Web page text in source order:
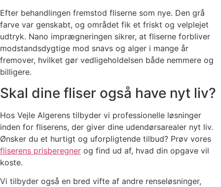
Efter behandlingen fremstod fliserne som nye. Den grå
farve var genskabt, og området fik et friskt og velplejet
udtryk. Nano imprægneringen sikrer, at fliserne forbliver
modstandsdygtige mod snavs og alger i mange år
fremover, hvilket gør vedligeholdelsen både nemmere og
billigere.
Skal dine fliser også have nyt liv?
Hos Vejle Algerens tilbyder vi professionelle løsninger
inden for fliserens, der giver dine udendørsarealer nyt liv.
Ønsker du et hurtigt og uforpligtende tilbud? Prøv vores
fliserens prisberegner og find ud af, hvad din opgave vil
koste.
Vi tilbyder også en bred vifte af andre renseløsninger,